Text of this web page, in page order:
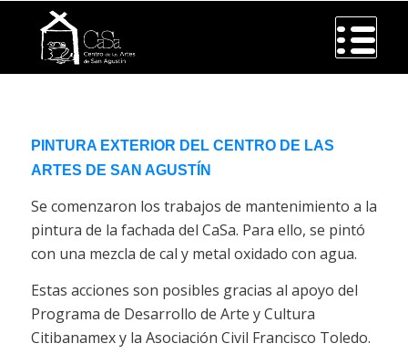
PINTURA EXTERIOR DEL CENTRO DE LAS
ARTES DE SAN AGUSTÍN
Se comenzaron los trabajos de mantenimiento a la
pintura de la fachada del CaSa. Para ello, se pintó
con una mezcla de cal y metal oxidado con agua.
Estas acciones son posibles gracias al apoyo del
Programa de Desarrollo de Arte y Cultura
Citibanamex y la Asociación Civil Francisco Toledo.